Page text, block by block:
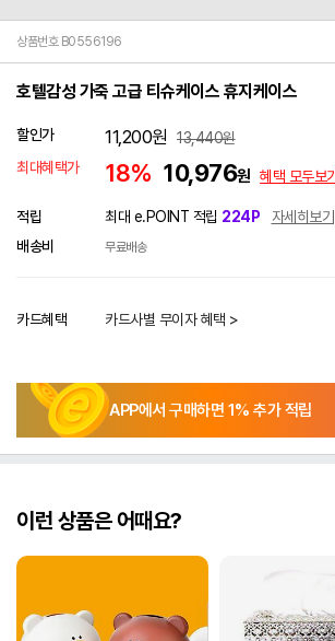
상품번호 B0556196
호텔감성 가죽 고급 티슈케이스 휴지케이스
할인가 11,200원 13,440원
최대혜택가
18% 10,976원 혜택 모두보기
적립 최대 e.POINT 적립 224P
자세히보기
배송비
무료배송
카드혜택 카드사별 무이자 혜택 >
APP에서 구매하면 1% 추가 적립
이런 상품은 어때요?